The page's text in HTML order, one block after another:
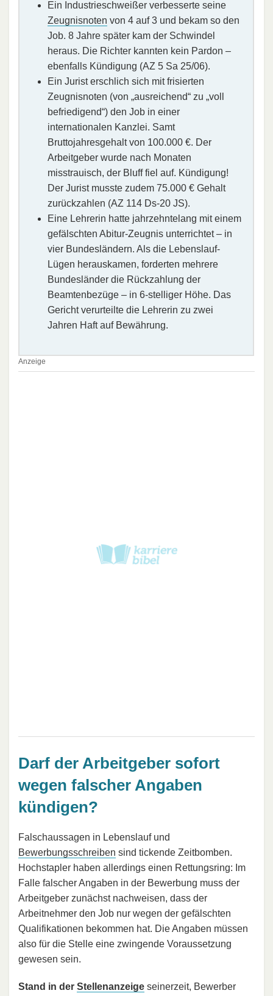
Ein Industrieschweißer verbesserte seine
Zeugnisnoten von 4 auf 3 und bekam so den
Job. 8 Jahre später kam der Schwindel
heraus. Die Richter kannten kein Pardon –
ebenfalls Kündigung (AZ 5 Sa 25/06).
Ein Jurist erschlich sich mit frisierten
Zeugnisnoten (von „ausreichend“ zu „voll
befriedigend“) den Job in einer
internationalen Kanzlei. Samt
Bruttojahresgehalt von 100.000 €. Der
Arbeitgeber wurde nach Monaten
misstrauisch, der Bluff fiel auf. Kündigung!
Der Jurist musste zudem 75.000 € Gehalt
zurückzahlen (AZ 114 Ds-20 JS).
Eine Lehrerin hatte jahrzehntelang mit einem
gefälschten Abitur-Zeugnis unterrichtet – in
vier Bundesländern. Als die Lebenslauf-
Lügen herauskamen, forderten mehrere
Bundesländer die Rückzahlung der
Beamtenbezüge – in 6-stelliger Höhe. Das
Gericht verurteilte die Lehrerin zu zwei
Jahren Haft auf Bewährung.
Anzeige
Darf der Arbeitgeber sofort
wegen falscher Angaben
kündigen?
Falschaussagen in Lebenslauf und
Bewerbungsschreiben sind tickende Zeitbomben.
Hochstapler haben allerdings einen Rettungsring: Im
Falle falscher Angaben in der Bewerbung muss der
Arbeitgeber zunächst nachweisen, dass der
Arbeitnehmer den Job nur wegen der gefälschten
Qualifikationen bekommen hat. Die Angaben müssen
also für die Stelle eine zwingende Voraussetzung
gewesen sein.
Stand in der Stellenanzeige seinerzeit, Bewerber